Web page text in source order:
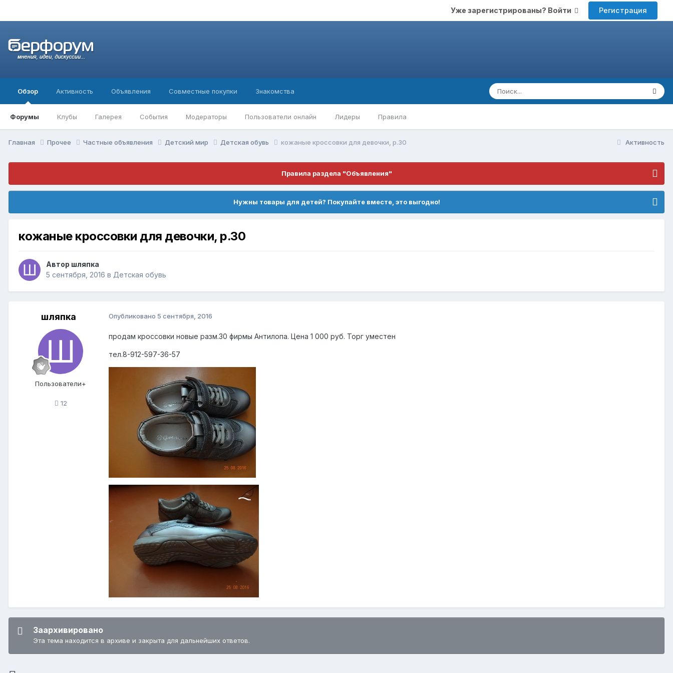
Уже зарегистрированы? Войти Регистрация
Обзор
Форумы Клубы Галерея События Модераторы Пользователи онлайн Лидеры Правила
Активность Объявления Совместные покупки Знакомства
Активность
Главная Прочее Частные объявления Детский мир Детская обувь кожаные кроссовки для девочки, р.30
Правила раздела "Объявления"
Нужны товары для детей? Покупайте вместе, это выгодно!
кожаные кроссовки для девочки, р.30
Автор шляпка
5 сентября, 2016 в Детская обувь
шляпка
Пользователи+
12
Опубликовано 5 сентября, 2016
продам кроссовки новые разм.30 фирмы Антилопа. Цена 1 000 руб. Торг уместен
тел.8-912-597-36-57
Заархивировано
Эта тема находится в архиве и закрыта для дальнейших ответов.